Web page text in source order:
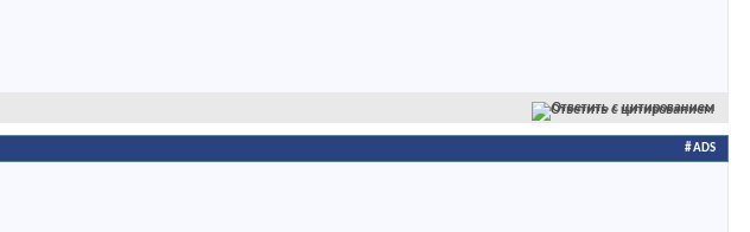
Ответить с цитированием
# ADS